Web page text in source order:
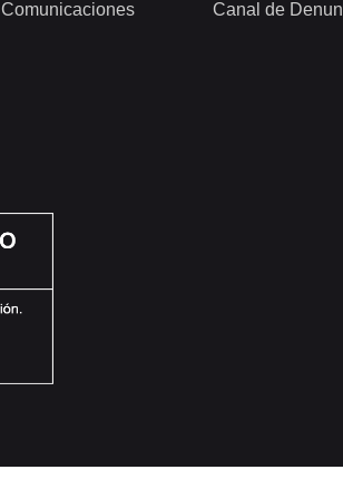
Comunicaciones Canal de